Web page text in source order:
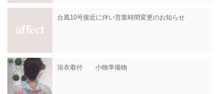
台風10号接近に伴い営業時間変更のお知らせ
浴衣着付 小物準備物